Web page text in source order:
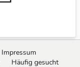
Impressum
Häufig gesucht